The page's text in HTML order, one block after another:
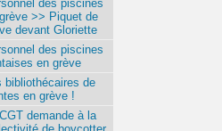
des piscines
>> Piquet de
devant Gloriette
des piscines
en grève
bibliothécaires de
en grève !
demande à la